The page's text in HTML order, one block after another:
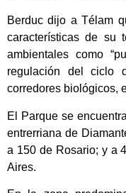
Berduc dijo a Télam
características de su
ambientales como
regulación del ciclo
corredores biológicos,
El Parque se
entrerriana de
a 150 de Rosario; y a
Aires.